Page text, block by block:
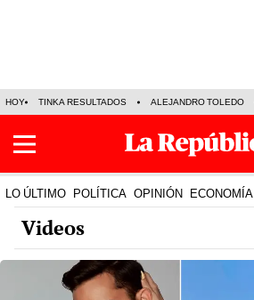
HOY TINKA RESULTADOS ALEJANDRO TOLEDO
LO ÚLTIMO POLÍTICA OPINIÓN ECONOMÍA
Videos